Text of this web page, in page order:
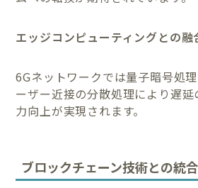
エッジコンピューティングとの融
6Gネットワークでは量子暗号処
ーザー近接の分散処理により遅
力向上が実現されます。
ブロックチェーン技術との統合